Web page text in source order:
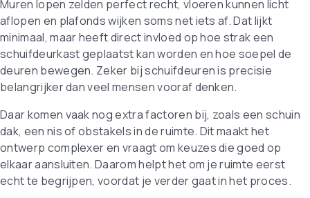
Muren lopen zelden perfect recht, vloeren kunnen licht
aflopen en plafonds wijken soms net iets af. Dat lijkt
minimaal, maar heeft direct invloed op hoe strak een
schuifdeurkast geplaatst kan worden en hoe soepel de
deuren bewegen. Zeker bij schuifdeuren is precisie
belangrijker dan veel mensen vooraf denken.
Daar komen vaak nog extra factoren bij, zoals een schuin
dak, een nis of obstakels in de ruimte. Dit maakt het
ontwerp complexer en vraagt om keuzes die goed op
elkaar aansluiten. Daarom helpt het om je ruimte eerst
echt te begrijpen, voordat je verder gaat in het proces.